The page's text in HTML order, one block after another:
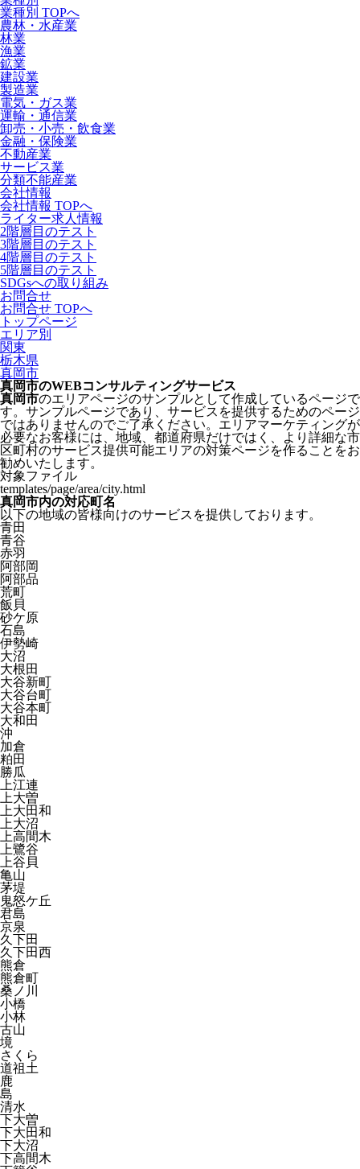
業種別 TOPへ
農林・水産業
林業
漁業
鉱業
建設業
製造業
電気・ガス業
運輸・通信業
卸売・小売・飲食業
金融・保険業
不動産業
サービス業
分類不能産業
会社情報
会社情報 TOPへ
ライター求人情報
2階層目のテスト
3階層目のテスト
4階層目のテスト
5階層目のテスト
SDGsへの取り組み
お問合せ
お問合せ TOPへ
トップページ
エリア別
関東
栃木県
真岡市
真岡市のWEBコンサルティングサービス
真岡市のエリアページのサンプルとして作成しているページで
す。サンプルページであり、サービスを提供するためのページ
ではありませんのでご了承ください。エリアマーケティングが
必要なお客様には、地域、都道府県だけではく、より詳細な市
区町村のサービス提供可能エリアの対策ページを作ることをお
勧めいたします。
対象ファイル
templates/page/area/city.html
真岡市内の対応町名
以下の地域の皆様向けのサービスを提供しております。
青田
青谷
赤羽
阿部岡
阿部品
荒町
飯貝
砂ケ原
石島
伊勢崎
大沼
大根田
大谷新町
大谷台町
大谷本町
大和田
沖
加倉
粕田
勝瓜
上江連
上大曽
上大田和
上大沼
上高間木
上鷺谷
上谷貝
亀山
茅堤
鬼怒ケ丘
君島
京泉
久下田
久下田西
熊倉
熊倉町
桑ノ川
小橋
小林
古山
境
さくら
道祖土
鹿
島
清水
下大曽
下大田和
下大沼
下高間木